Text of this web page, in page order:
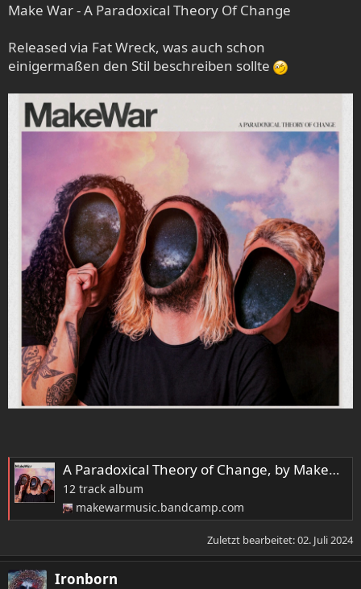
Letzte Woche schon erschienen und genau so
wunderschön wie das Debut.
Make War - A Paradoxical Theory Of Change
Released via Fat Wreck, was auch schon
einigermaßen den Stil beschreiben sollte
A Paradoxical Theory of Change, by MakeWar
12 track album
makewarmusic.bandcamp.com
Zuletzt bearbeitet:02. Juli 2024
Ironborn